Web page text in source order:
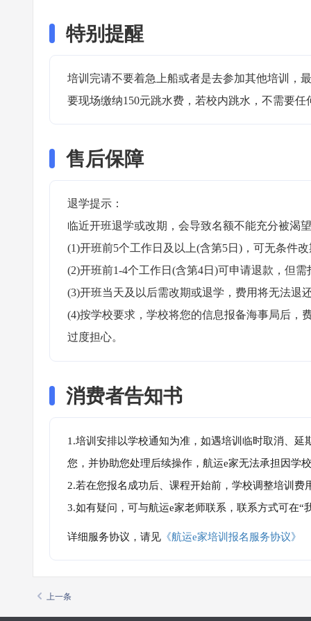
特别提醒
培训完请不要着急上船或者是去参加其他培训，
要现场缴纳150元跳水费，若校内跳水，不需要
售后保障
退学提示：
临近开班退学或改期，会导致名额不能充分被渴
(1)开班前5个工作日及以上(含第5日)，可无条件
(2)开班前1-4个工作日(含第4日)可申请退款，但
(3)开班当天及以后需改期或退学，费用将无法退
(4)按学校要求，学校将您的信息报备海事局后，
过度担心。
消费者告知书
1.培训安排以学校通知为准，如遇培训临时取消、
您，并协助您处理后续操作，航运e家无法承担因学
2.若在您报名成功后、课程开始前，学校调整培训
3.如有疑问，可与航运e家老师联系，联系方式可在
详细服务协议，请见 《航运e家培训报名服务协议》
上一条